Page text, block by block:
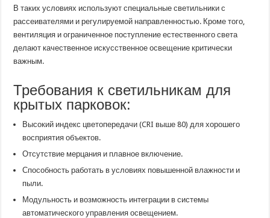
В таких условиях используют специальные светильники с
рассеивателями и регулируемой направленностью. Кроме того,
вентиляция и ограниченное поступление естественного света
делают качественное искусственное освещение критически
важным.
Требования к светильникам для
крытых парковок:
Высокий индекс цветопередачи (CRI выше 80) для хорошего
восприятия объектов.
Отсутствие мерцания и плавное включение.
Способность работать в условиях повышенной влажности и
пыли.
Модульность и возможность интеграции в системы
автоматического управления освещением.